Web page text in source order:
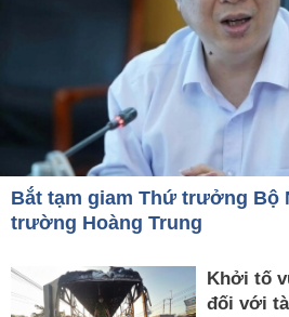
Bắt tạm giam Thứ trưởng Bộ
trường Hoàng Trung
Khởi tố
đối với